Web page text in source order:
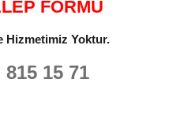
FORMU
Hizmetimiz Yoktur.
815 15 71